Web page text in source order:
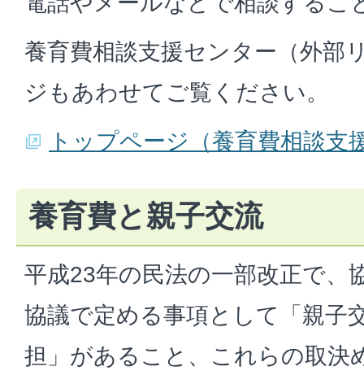
養育費相談支援センター（外部
ジもあわせてご覧ください。
トップページ（養育費相談支
養育費と親子交流
平成23年の民法の一部改正で、
協議で定める事項として「親子
担」があること、これらの取決